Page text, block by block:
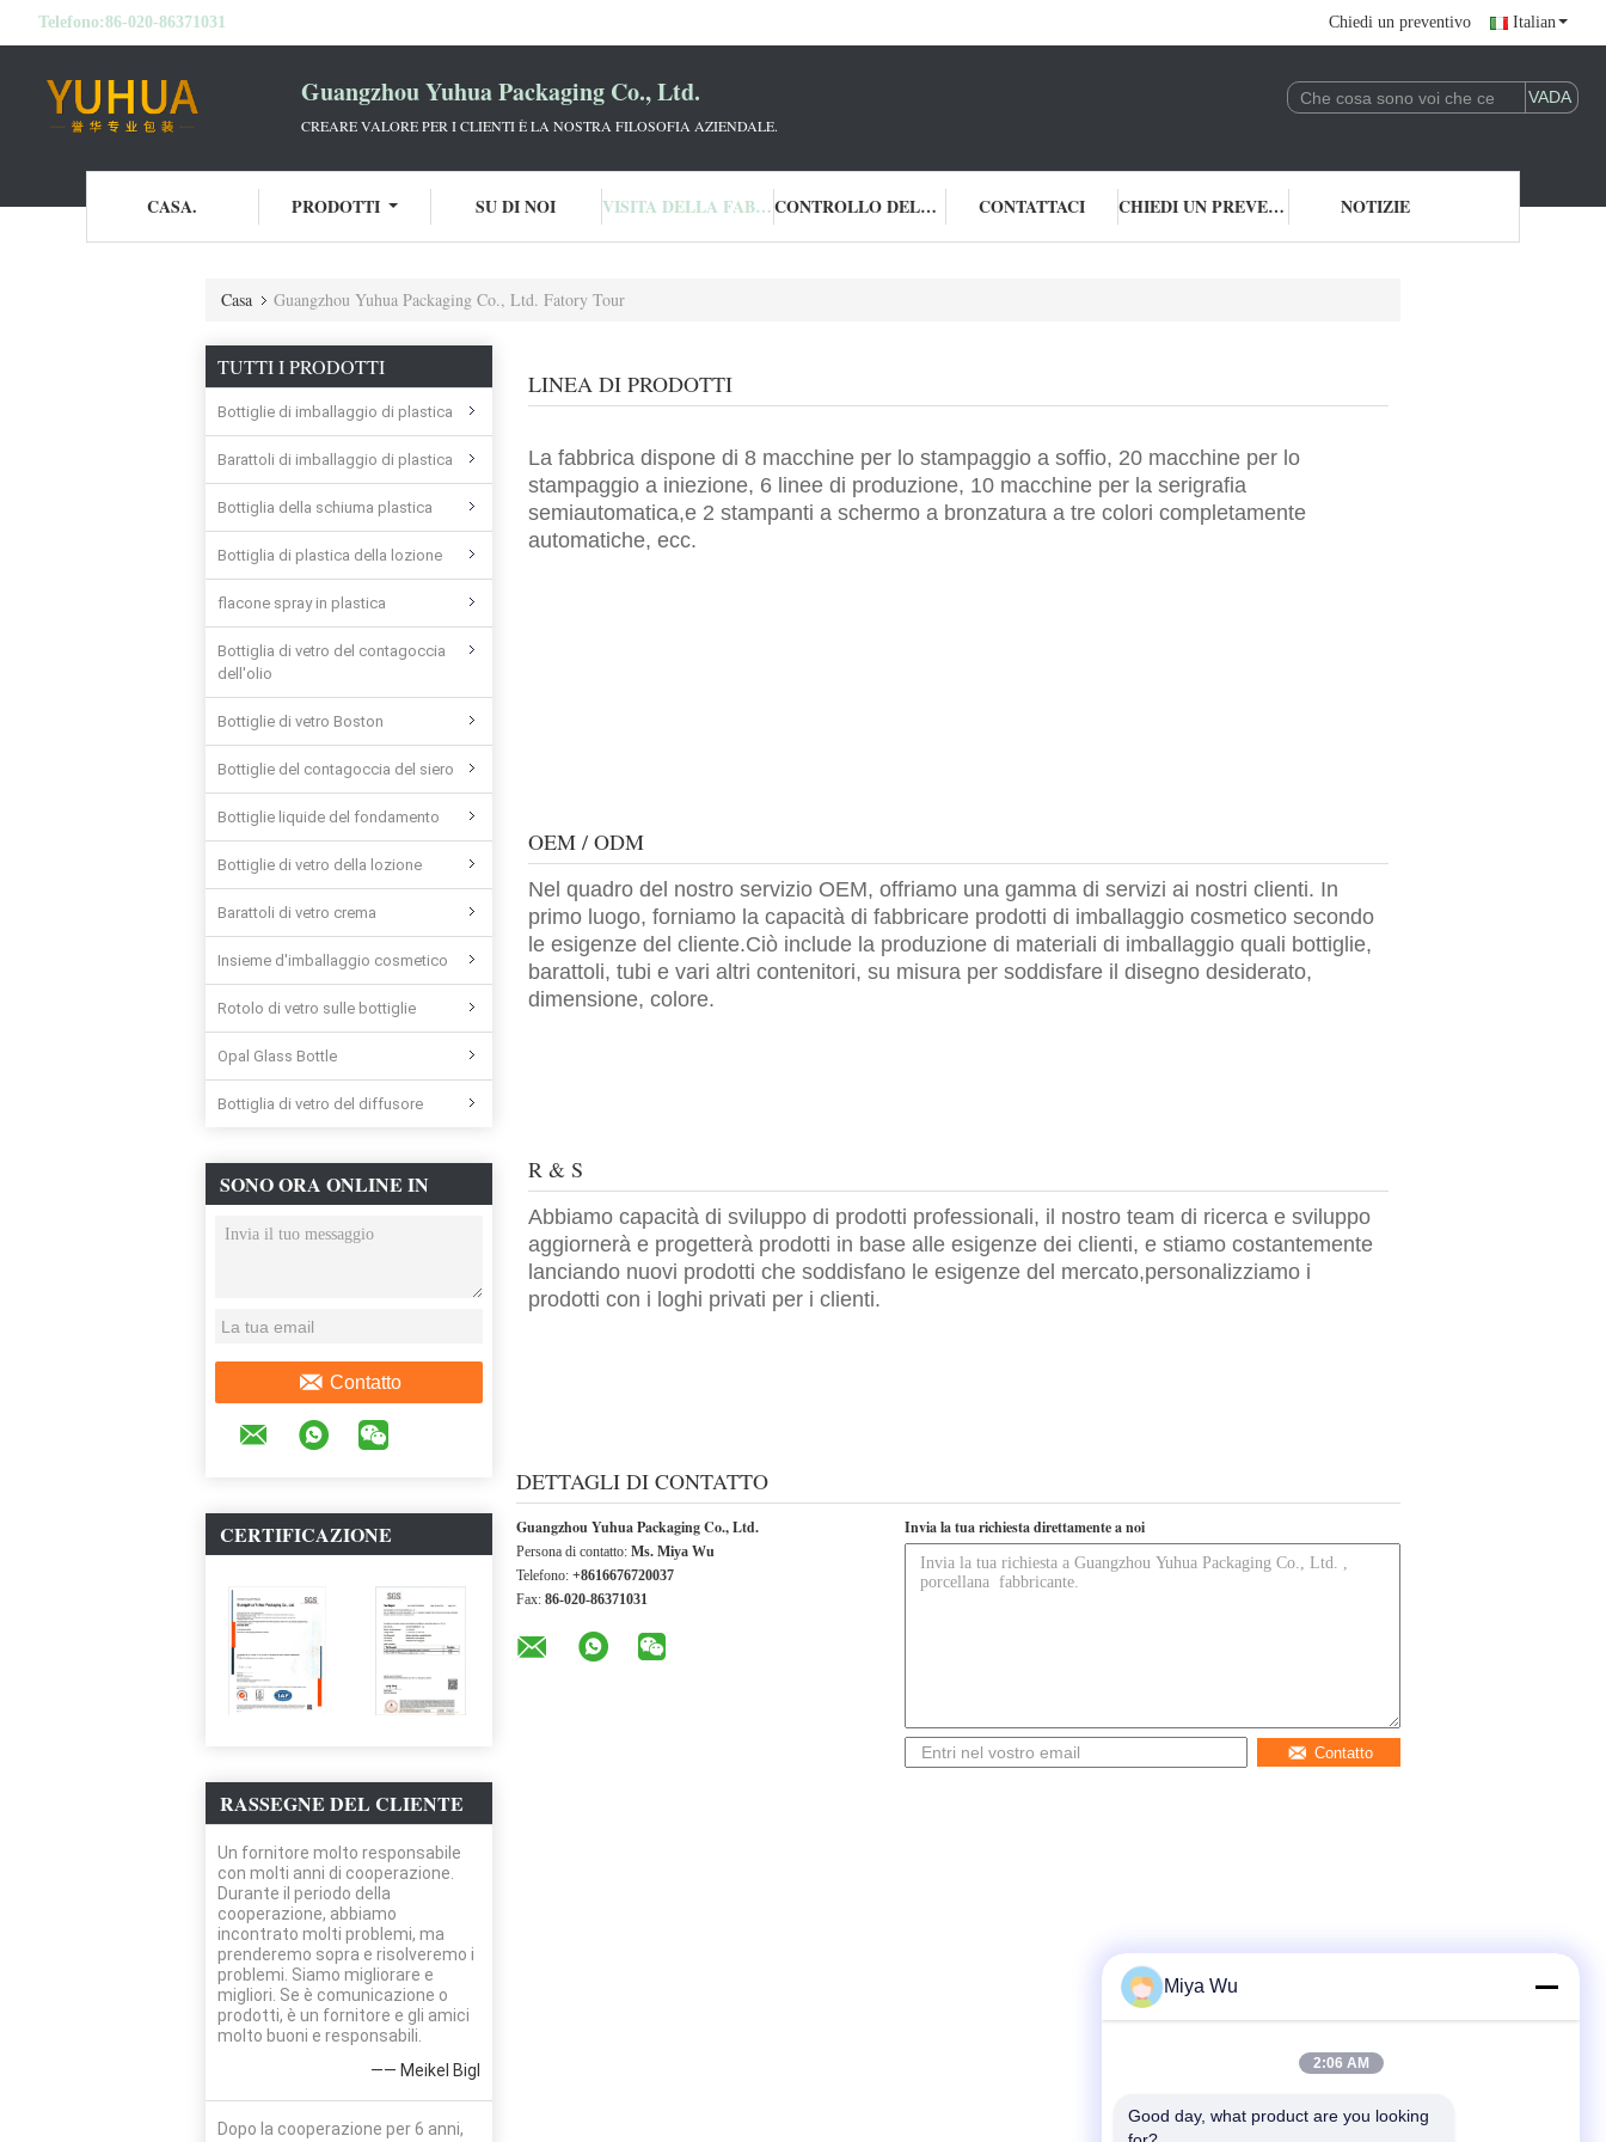
Telefono:86-020-86371031 Chiedi un preventivo Italian
Guangzhou Yuhua Packaging Co., Ltd.
CREARE VALORE PER I CLIENTI È LA NOSTRA FILOSOFIA AZIENDALE.
CASA. PRODOTTI SU DI NOI VISITA DELLA FABBRICA CONTROLLO DELLA QUALITÀ CONTATTACI CHIEDI UN PREVENTIVO NOTIZIE
Casa Guangzhou Yuhua Packaging Co., Ltd. Fatory Tour
TUTTI I PRODOTTI
Bottiglie di imballaggio di plastica
Barattoli di imballaggio di plastica
Bottiglia della schiuma plastica
Bottiglia di plastica della lozione
flacone spray in plastica
Bottiglia di vetro del contagoccia
dell'olio
Bottiglie di vetro Boston
Bottiglie del contagoccia del siero
Bottiglie liquide del fondamento
Bottiglie di vetro della lozione
Barattoli di vetro crema
Insieme d'imballaggio cosmetico
Rotolo di vetro sulle bottiglie
Opal Glass Bottle
Bottiglia di vetro del diffusore
SONO ORA ONLINE IN
CHAT
Contatto
CERTIFICAZIONE
RASSEGNE DEL CLIENTE
Un fornitore molto responsabile
con molti anni di cooperazione.
Durante il periodo della
cooperazione, abbiamo
incontrato molti problemi, ma
prenderemo sopra e risolveremo i
problemi. Siamo migliorare e
migliori. Se è comunicazione o
prodotti, è un fornitore e gli amici
molto buoni e responsabili.
—— Meikel Bigl
Dopo la cooperazione per 6 anni,
LINEA DI PRODOTTI
La fabbrica dispone di 8 macchine per lo stampaggio a soffio, 20 macchine per lo
stampaggio a iniezione, 6 linee di produzione, 10 macchine per la serigrafia
semiautomatica,e 2 stampanti a schermo a bronzatura a tre colori completamente
automatiche, ecc.
OEM / ODM
Nel quadro del nostro servizio OEM, offriamo una gamma di servizi ai nostri clienti. In
primo luogo, forniamo la capacità di fabbricare prodotti di imballaggio cosmetico secondo
le esigenze del cliente.Ciò include la produzione di materiali di imballaggio quali bottiglie,
barattoli, tubi e vari altri contenitori, su misura per soddisfare il disegno desiderato,
dimensione, colore.
R & S
Abbiamo capacità di sviluppo di prodotti professionali, il nostro team di ricerca e sviluppo
aggiornerà e progetterà prodotti in base alle esigenze dei clienti, e stiamo costantemente
lanciando nuovi prodotti che soddisfano le esigenze del mercato,personalizziamo i
prodotti con i loghi privati per i clienti.
DETTAGLI DI CONTATTO
Guangzhou Yuhua Packaging Co., Ltd.
Persona di contatto: Ms. Miya Wu
Telefono: +8616676720037
Fax: 86-020-86371031
Invia la tua richiesta direttamente a noi
Contatto
Miya Wu
2:06 AM
Good day, what product are you looking